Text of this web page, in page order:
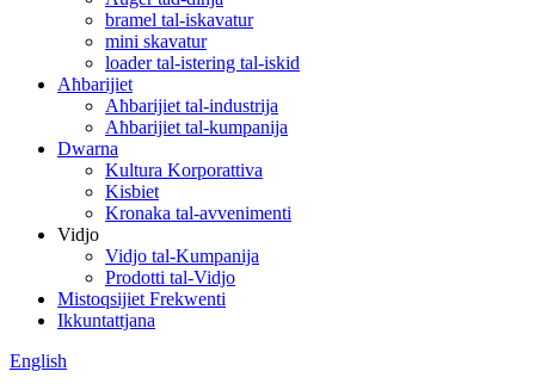
bramel tal-iskavatur
mini skavatur
loader tal-istering tal-iskid
Aħbarijiet
Aħbarijiet tal-industrija
Aħbarijiet tal-kumpanija
Dwarna
Kultura Korporattiva
Kisbiet
Kronaka tal-avvenimenti
Vidjo
Vidjo tal-Kumpanija
Prodotti tal-Vidjo
Mistoqsijiet Frekwenti
Ikkuntattjana
English